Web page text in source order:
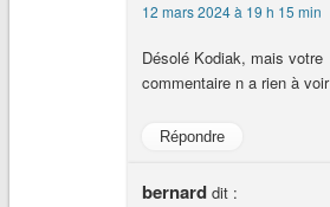
12 mars 2024 à 19 h 15 min
Désolé Kodiak, mais votre
commentaire n a rien à voir
Répondre
bernard dit :